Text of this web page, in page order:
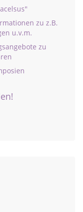
zu z.B.
u.v.m.
zu